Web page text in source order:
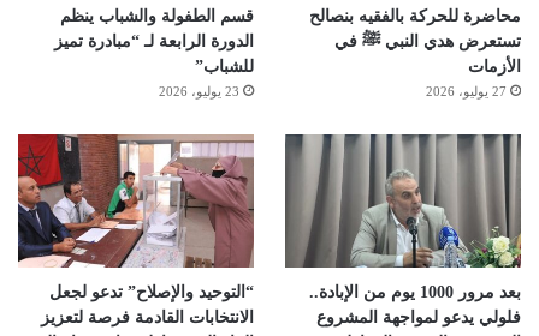
محاضرة للحركة بالفقيه بنصالح
تستعرض هدي النبي ﷺ في
الأزمات
27 يوليو، 2026
قسم الطفولة والشباب ينظم
الدورة الرابعة لـ “مبادرة تميز
للشباب”
23 يوليو، 2026
بعد مرور 1000 يوم من الإبادة..
فلولي يدعو لمواجهة المشروع
“التوحيد والإصلاح” تدعو لجعل
الانتخابات القادمة فرصة لتعزيز